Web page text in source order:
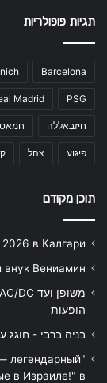
תגיות פופולריות
Barcelona
PSG
Madrid
חיזבאללה חמאס
פיגוע צהל
תוכן מקודם
в Калгари
внук Вениамин
הופעות
בניה ברבי - חוגג עשור על
легендарный
в Израиле!" в